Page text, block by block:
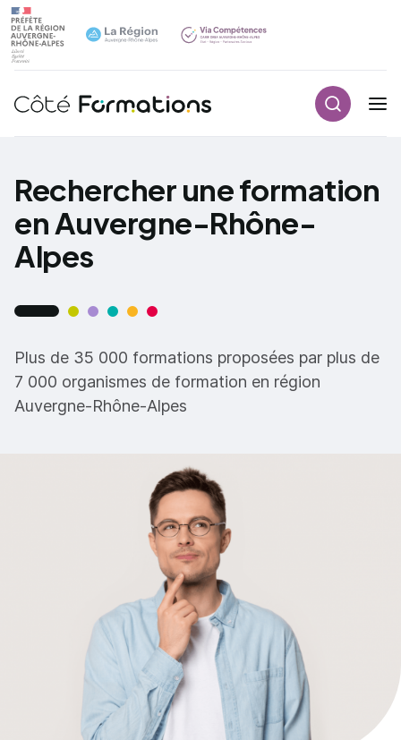
Navigation principale
Rechercher une formation
en Auvergne-Rhône-
Alpes
Plus de 35 000 formations proposées par plus de
7 000 organismes de formation en région
Auvergne-Rhône-Alpes